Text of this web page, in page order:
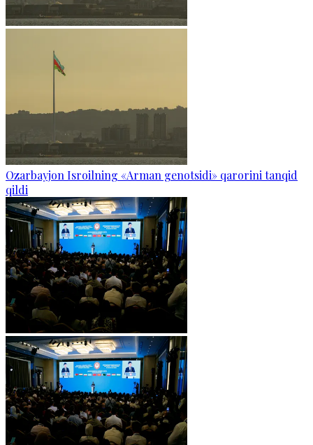
Ozarbayjon Isroilning «Arman genotsidi» qarorini tanqid
qildi